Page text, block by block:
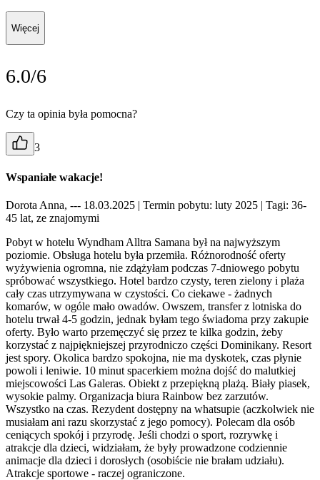
Więcej
6.0/6
Czy ta opinia była pomocna?
3
Wspaniałe wakacje!
Dorota Anna, --- 18.03.2025 | Termin pobytu: luty 2025 | Tagi: 36-
45 lat, ze znajomymi
Pobyt w hotelu Wyndham Alltra Samana był na najwyższym
poziomie. Obsługa hotelu była przemiła. Różnorodność oferty
wyżywienia ogromna, nie zdążyłam podczas 7-dniowego pobytu
spróbować wszystkiego. Hotel bardzo czysty, teren zielony i plaża
cały czas utrzymywana w czystości. Co ciekawe - żadnych
komarów, w ogóle mało owadów. Owszem, transfer z lotniska do
hotelu trwał 4-5 godzin, jednak byłam tego świadoma przy zakupie
oferty. Było warto przemęczyć się przez te kilka godzin, żeby
korzystać z najpiękniejszej przyrodniczo części Dominikany. Resort
jest spory. Okolica bardzo spokojna, nie ma dyskotek, czas płynie
powoli i leniwie. 10 minut spacerkiem można dojść do malutkiej
miejscowości Las Galeras. Obiekt z przepiękną plażą. Biały piasek,
wysokie palmy. Organizacja biura Rainbow bez zarzutów.
Wszystko na czas. Rezydent dostępny na whatsupie (aczkolwiek nie
musiałam ani razu skorzystać z jego pomocy). Polecam dla osób
ceniących spokój i przyrodę. Jeśli chodzi o sport, rozrywkę i
atrakcje dla dzieci, widziałam, że były prowadzone codziennie
animacje dla dzieci i dorosłych (osobiście nie brałam udziału).
Atrakcje sportowe - raczej ograniczone.